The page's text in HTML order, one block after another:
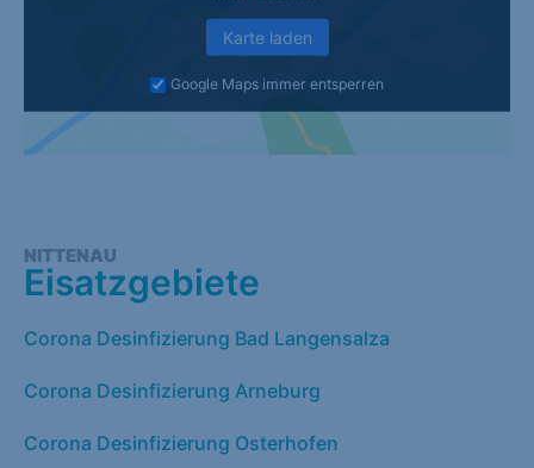
Karte laden
Google Maps immer entsperren
NITTENAU
Eisatzgebiete
Corona Desinfizierung Bad Langensalza
Corona Desinfizierung Arneburg
Corona Desinfizierung Osterhofen